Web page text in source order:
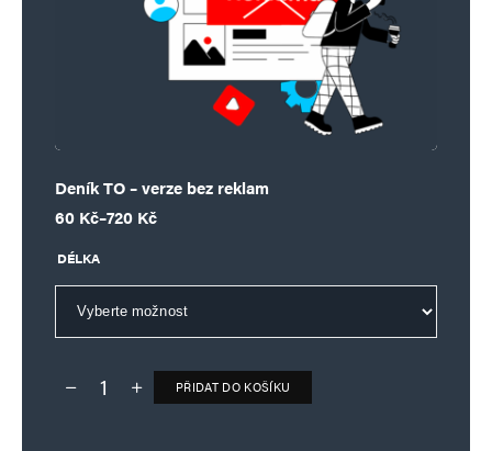
Deník TO – verze bez reklam
60 Kč–720 Kč
Rozpětí cen: 60 Kč až 720 Kč
DÉLKA
Deník TO – verze bez reklam množství
PŘIDAT DO KOŠÍKU